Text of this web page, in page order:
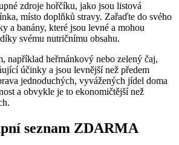
zdroje hořčíku, jako jsou listová
místo doplňků stravy. Zařaďte do svého
a banány, které jsou levné a mohou
svému nutričnímu obsahu.
například heřmánkový nebo zelený čaj,
účinky a jsou levnější než předem
jednoduchých, vyvážených jídel doma
a obvykle je to ekonomičtější než
seznam ZDARMA